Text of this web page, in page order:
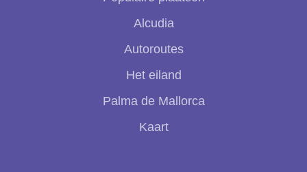
Alcudia
Autoroutes
Het eiland
Palma de Mallorca
Kaart